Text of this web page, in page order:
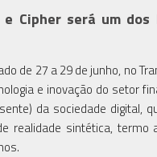
Cipher será um dos
de 27 a 29 de junho, no
e inovação do setor
da sociedade digital,
realidade sintética, termo